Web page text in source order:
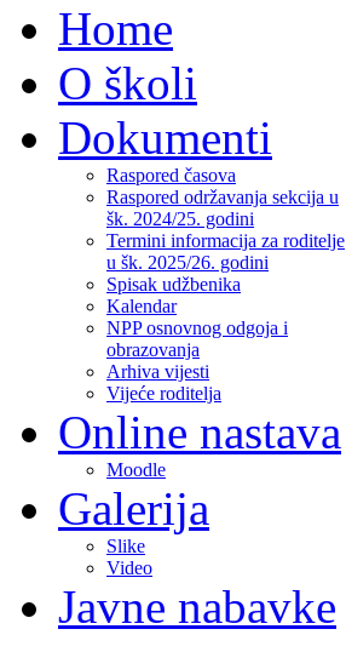
Home
O školi
Dokumenti
Raspored časova
Raspored održavanja sekcija u
šk. 2024/25. godini
Termini informacija za roditelje
u šk. 2025/26. godini
Spisak udžbenika
Kalendar
NPP osnovnog odgoja i
obrazovanja
Arhiva vijesti
Vijeće roditelja
Online nastava
Moodle
Galerija
Slike
Video
Javne nabavke